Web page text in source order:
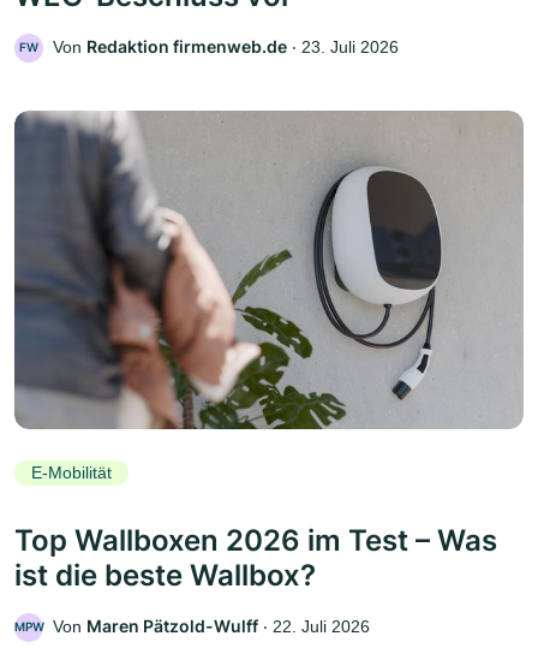
FW Von Redaktion firmenweb.de ‧ 23. Juli 2026
E-Mobilität
Top Wallboxen 2026 im Test – Was
ist die beste Wallbox?
MPW Von Maren Pätzold-Wulff ‧ 22. Juli 2026